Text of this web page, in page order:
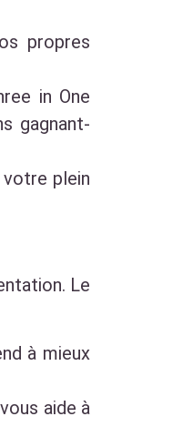
propres
in One
gagnant-
plein
Le
à mieux
aide à